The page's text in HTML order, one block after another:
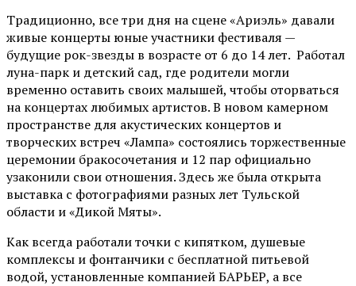
Традиционно, все три дня на сцене«Ариэль» давали
живые концерты юные участники фестиваля —
будущие рок-звезды в возрасте от 6 до 14 лет. Работал
луна-парк и детский сад, где родители могли
временно оставить своих малышей, чтобы оторваться
на концертах любимых артистов. В новом камерном
пространстве для акустических концертов и
творческих встреч «Лампа» состоялись торжественные
церемонии бракосочетания и 12 пар официально
узаконили свои отношения. Здесь же была открыта
выставка с фотографиями разных лет Тульской
области и «Дикой Мяты».
Как всегда работали точки с кипятком, душевые
комплексы и фонтанчики с бесплатной питьевой
водой, установленные компанией БАРЬЕР, а все